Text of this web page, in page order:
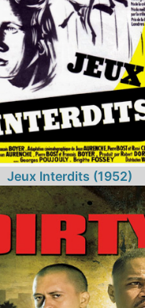
Jeux Interdits (1952)